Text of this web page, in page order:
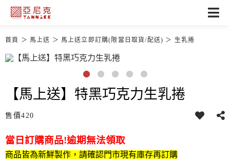
首頁 馬上送 馬上送立即訂購(限當日取貨/配送) 生乳捲
【馬上送】特黑巧克力生乳捲
售價420
當日訂購商品!逾期無法領取
商品皆為新鮮製作，請確認門市現有庫存再訂購